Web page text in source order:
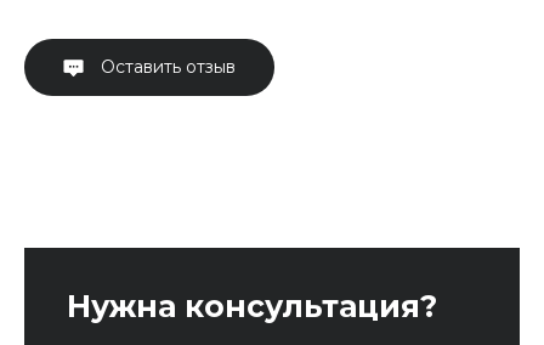
Оставить отзыв
Нужна консультация?